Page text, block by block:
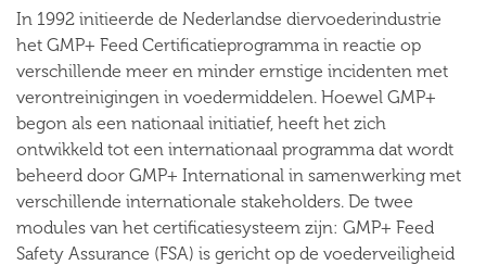
In 1992 initieerde de Nederlandse diervoederindustrie
het GMP+ Feed Certificatieprogramma in reactie op
verschillende meer en minder ernstige incidenten met
verontreinigingen in voedermiddelen. Hoewel GMP+
begon als een nationaal initiatief, heeft het zich
ontwikkeld tot een internationaal programma dat wordt
beheerd door GMP+ International in samenwerking met
verschillende internationale stakeholders. De twee
modules van het certificatiesysteem zijn: GMP+ Feed
Safety Assurance (FSA) is gericht op de voederveiligheid